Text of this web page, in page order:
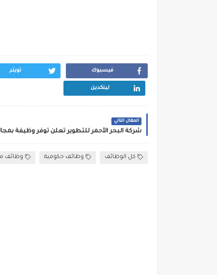
فيسبوك تويتر
لينكدين
المقال التالي
كل الوظائف وظائف حكومية وظائف